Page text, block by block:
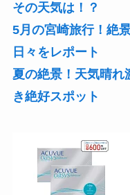
その天気は！？
5月の宮崎旅行！絶
日々をレポート
夏の絶景！天気晴れ
き絶好スポット